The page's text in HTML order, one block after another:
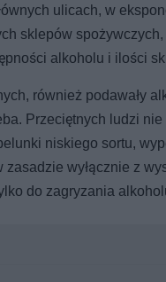
ulicach, w
sklepów spożywczych,
alkoholu i ilości
również podawały
Przeciętnych ludzi
niskiego sortu,
wyłącznie z
do zagryzania